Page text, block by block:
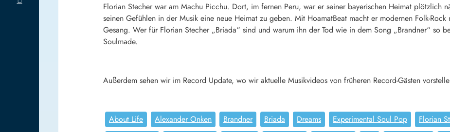
Florian Stecher war am Machu Picchu. Dort, im fernen Peru, war er seiner bayerischen Heimat plötzlich
seinen Gefühlen in der Musik eine neue Heimat zu geben. Mit HoamatBeat macht er modernen Folk-Rock
Gesang. Wer für Florian Stecher „Briada“ sind und warum ihn der Tod wie in dem Song „Brandner“ so
Soulmade.
Außerdem sehen wir im Record Update, wo wir aktuelle Musikvideos von früheren Record-Gästen
About Life Alexander Onken Brandner Briada Dreams Experimental Soul Pop Florian